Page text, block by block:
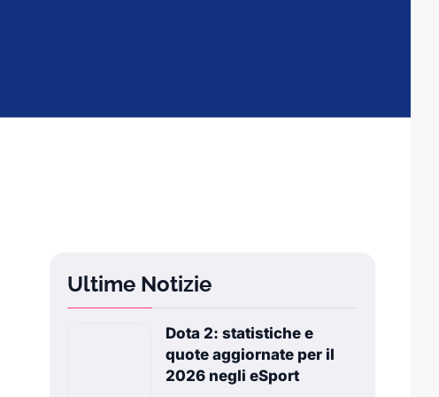
Ultime Notizie
Dota 2: statistiche e
quote aggiornate per il
2026 negli eSport